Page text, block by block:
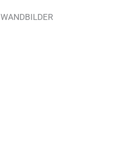
WANDBILDER